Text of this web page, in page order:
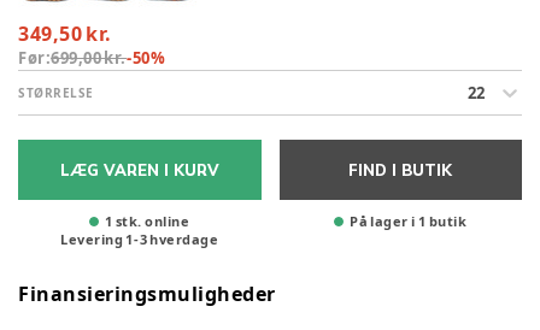
349,50 kr.
Før:699,00 kr.-50%
STØRRELSE 22
LÆG VAREN I KURV
1 stk. online
Levering 1-3hverdage
FIND I BUTIK
På lager i 1 butik
Finansieringsmuligheder